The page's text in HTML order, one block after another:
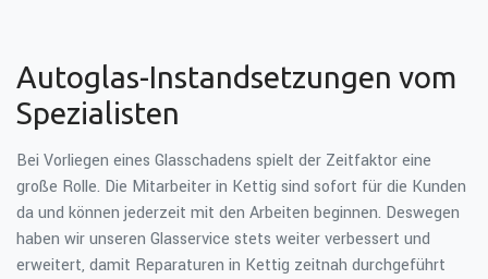
Autoglas-Instandsetzungen vom
Spezialisten
Bei Vorliegen eines Glasschadens spielt der Zeitfaktor eine
große Rolle. Die Mitarbeiter in Kettig sind sofort für die Kunden
da und können jederzeit mit den Arbeiten beginnen. Deswegen
haben wir unseren Glasservice stets weiter verbessert und
erweitert, damit Reparaturen in Kettig zeitnah durchgeführt